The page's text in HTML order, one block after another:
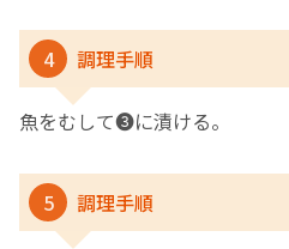
4 調理手順
魚をむして❸に漬ける。
5 調理手順